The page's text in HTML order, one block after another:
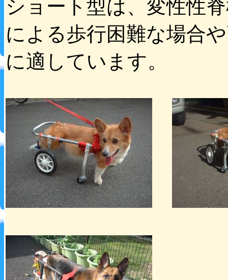
ショート型は、変性性
による歩行困難な場合
に適しています。